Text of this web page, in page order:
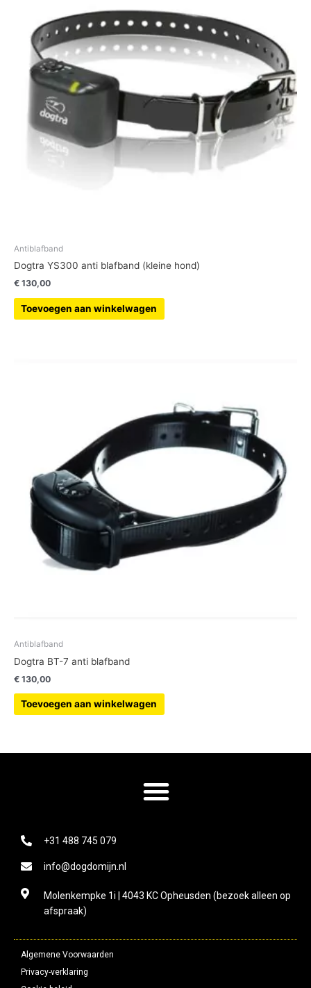
Antiblafband
Dogtra YS300 anti blafband (kleine hond)
€ 130,00
Toevoegen aan winkelwagen
Antiblafband
Dogtra BT-7 anti blafband
€ 130,00
Toevoegen aan winkelwagen
+31 488 745 079
info@dogdomijn.nl
Molenkempke 1i | 4043 KC Opheusden (bezoek alleen op
afspraak)
Algemene Voorwaarden
Privacy-verklaring